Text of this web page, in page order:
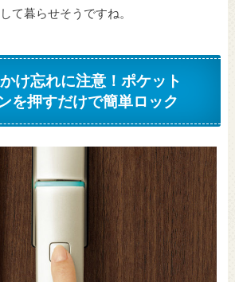
て暮らせそうですね。
け忘れに注意！ポケット
を押すだけで簡単ロック